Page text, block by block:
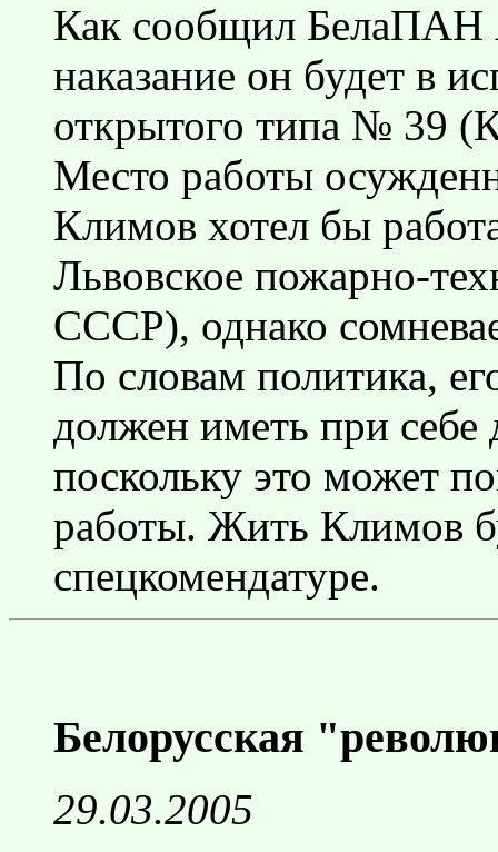
Как сообщил БелаПАН
наказание он будет в
открытого типа № 39
Место работы
Климов хотел бы
Львовское пожарно-
СССР), однако
По словам политика,
должен иметь при
поскольку это может
работы. Жить Климов
спецкомендатуре.
Белорусская
29.03.2005